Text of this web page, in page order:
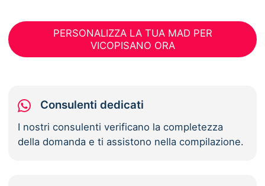
PERSONALIZZA LA TUA MAD PER
VICOPISANO ORA
Consulenti dedicati
I nostri consulenti verificano la completezza
della domanda e ti assistono nella compilazione.